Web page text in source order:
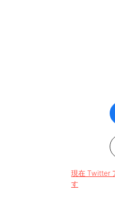
現在 Twitter
す